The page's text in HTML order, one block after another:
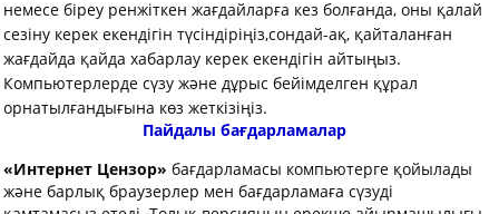
немесе біреу ренжіткен жағдайларға кез болғанда, оны қалай
сезіну керек екендігін түсіндіріңіз,сондай-ақ, қайталанған
жағдайда қайда хабарлау керек екендігін айтыңыз.
Компьютерлерде сүзу және дұрыс бейімделген құрал
орнатылғандығына көз жеткiзiңiз.
Пайдалы бағдарламалар
«Интернет Цензор» бағдарламасы компьютерге қойылады
және барлық браузерлер мен бағдарламаға сүзуді